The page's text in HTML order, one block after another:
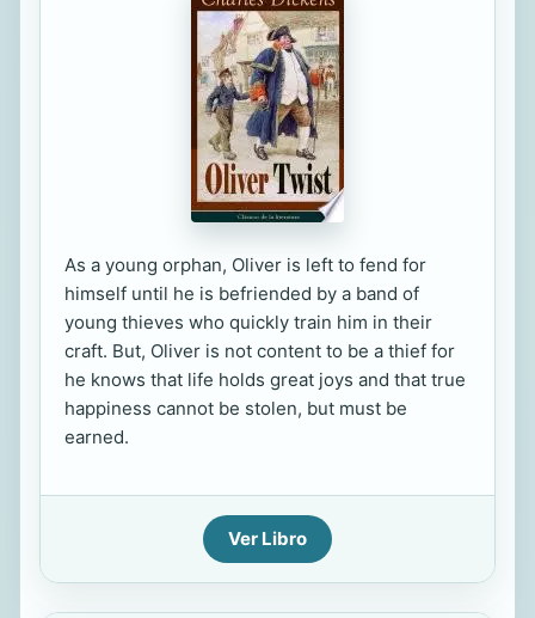
As a young orphan, Oliver is left to fend for
himself until he is befriended by a band of
young thieves who quickly train him in their
craft. But, Oliver is not content to be a thief for
he knows that life holds great joys and that true
happiness cannot be stolen, but must be
earned.
Ver Libro